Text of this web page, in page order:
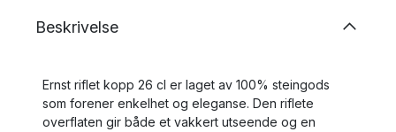
Beskrivelse
Ernst riflet kopp 26 cl er laget av 100% steingods
som forener enkelhet og eleganse. Den riflete
overflaten gir både et vakkert utseende og en